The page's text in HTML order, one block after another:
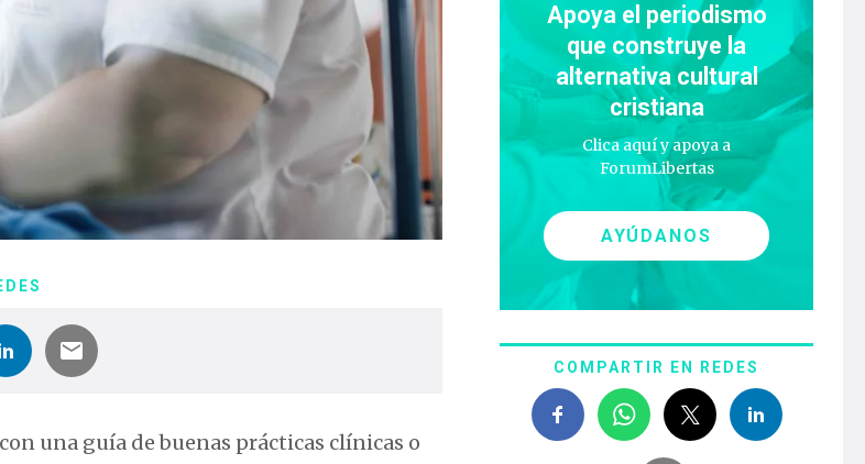
una guía de buenas prácticas clínicas o
Apoya el periodismo
que construye la
alternativa cultural
cristiana
Clica aquí y apoya a
ForumLibertas
AYÚDANOS
COMPARTIR EN REDES